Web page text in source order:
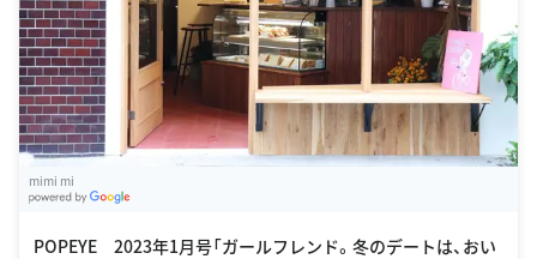
mimi mi
POPEYE 2023年1月号「ガールフレンド。冬のデートは、おい